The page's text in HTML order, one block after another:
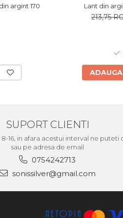
170 Lant din
213,75
SUPORT CLIENTI
16, in afara acestui interval ne
sau pe adresa de email
0754242713
sonissilver@gmail.com